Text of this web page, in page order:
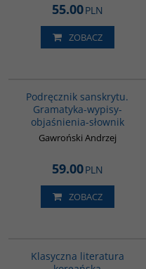
55.00PLN
ZOBACZ
Podręcznik sanskrytu.
Gramatyka-wypisy-
objaśnienia-słownik
Gawroński Andrzej
59.00PLN
ZOBACZ
Klasyczna literatura